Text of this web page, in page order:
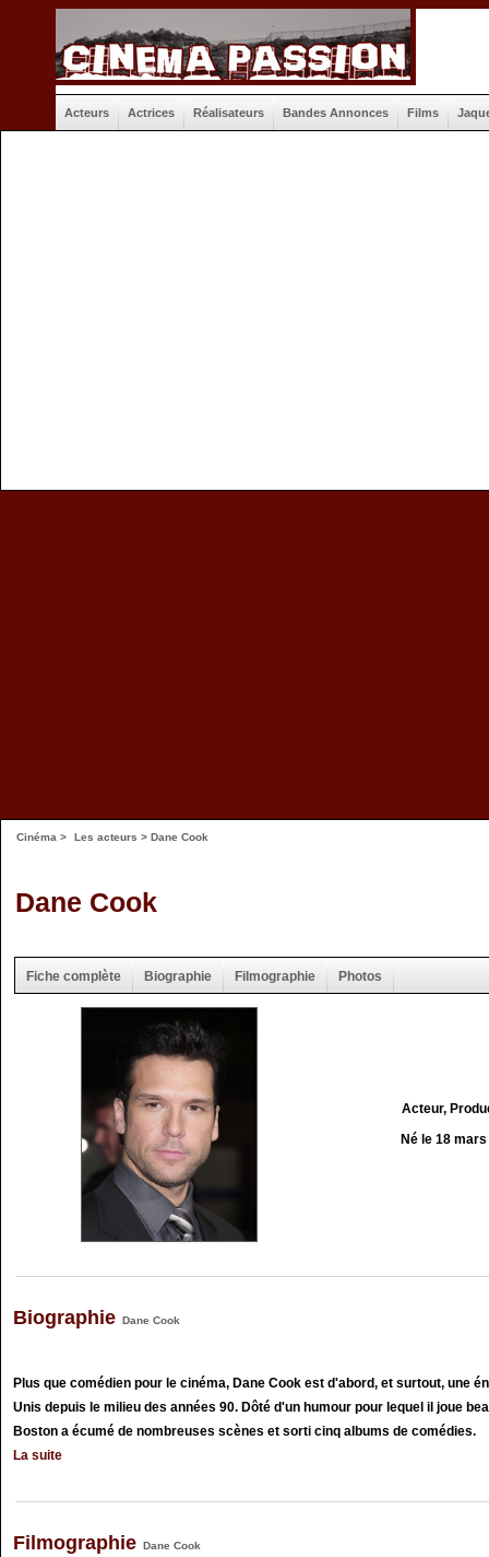
Acteurs Actrices Réalisateurs Bandes Annonces Films
Cinéma > Les acteurs > Dane Cook
Dane Cook
Fiche complète Biographie Filmographie Photos
Acteur,
Né le 18
Biographie Dane Cook
Plus que comédien pour le cinéma, Dane Cook est d'abord, et surtout, une
Unis depuis le milieu des années 90. Dôté d'un humour pour lequel il joue
Boston a écumé de nombreuses scènes et sorti cinq albums de comédies.
La suite
Filmographie Dane Cook